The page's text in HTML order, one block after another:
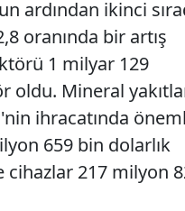
ardından ikinci
oranında bir artış
1 milyar 129
oldu. Mineral
ihracatında
659 bin dolarlık
cihazlar 217 milyon